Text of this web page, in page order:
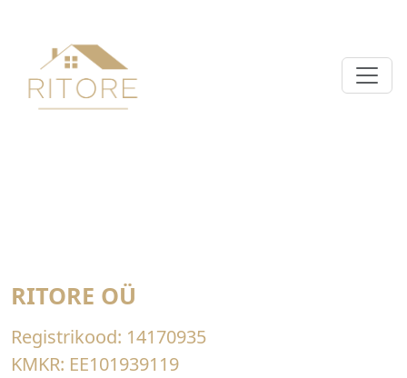
RITORE OÜ
Registrikood: 14170935
KMKR: EE101939119